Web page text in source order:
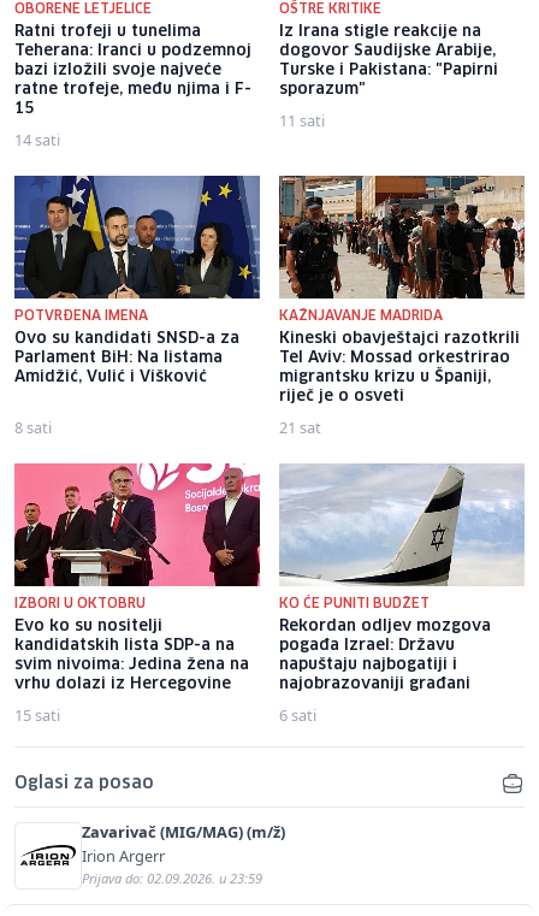
OBORENE LETJELICE
Ratni trofeji u tunelima
Teherana: Iranci u podzemnoj
bazi izložili svoje najveće
ratne trofeje, među njima i F-
15
14 sati
OŠTRE KRITIKE
Iz Irana stigle reakcije na
dogovor Saudijske Arabije,
Turske i Pakistana: "Papirni
sporazum"
11 sati
POTVRĐENA IMENA
Ovo su kandidati SNSD-a za
Parlament BiH: Na listama
Amidžić, Vulić i Višković
8 sati
KAŽNJAVANJE MADRIDA
Kineski obavještajci razotkrili
Tel Aviv: Mossad orkestrirao
migrantsku krizu u Španiji,
riječ je o osveti
21 sat
IZBORI U OKTOBRU
Evo ko su nositelji
kandidatskih lista SDP-a na
svim nivoima: Jedina žena na
vrhu dolazi iz Hercegovine
15 sati
KO ĆE PUNITI BUDŽET
Rekordan odljev mozgova
pogađa Izrael: Državu
napuštaju najbogatiji i
najobrazovaniji građani
6 sati
Oglasi za posao
Zavarivač (MIG/MAG) (m/ž)
Irion Argerr
Prijava do: 02.09.2026. u 23:59